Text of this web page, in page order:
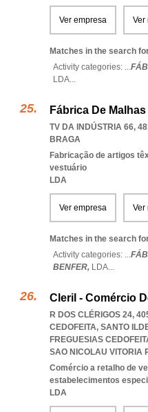
Ver empresa Ver
Matches in the search
Activity categories: ...
LDA...
Fábrica De
TV DA INDÚSTRIA 66,
BRAGA
Fabricação de artigos
vestuário
LDA
Ver empresa Ver
Matches in the search
Activity categories: ...
BENFER, LDA...
Cleril - Comércio
R DOS CLÉRIGOS 24,
CEDOFEITA, SANTO
FREGUESIAS
SAO NICOLAU VITORIA
Comércio a retalho de
estabelecimentos
LDA